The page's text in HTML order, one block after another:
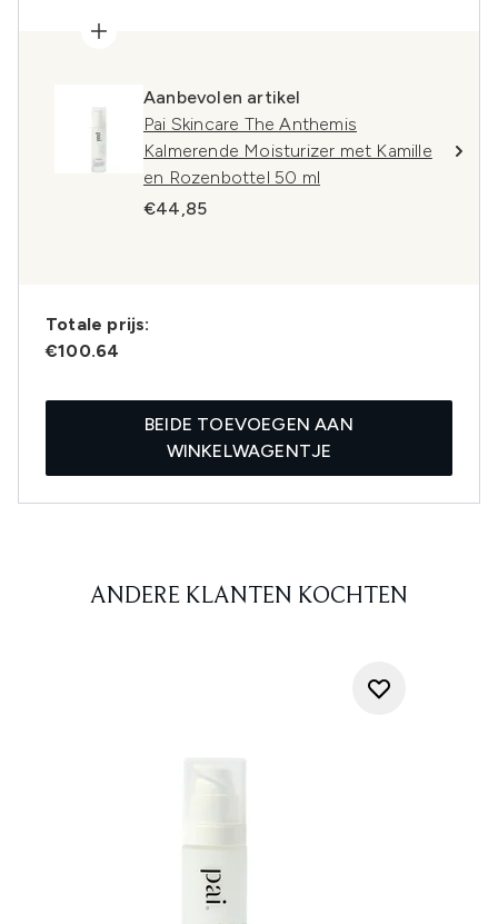
Aanbevolen artikel
Pai Skincare The Anthemis
Kalmerende Moisturizer met Kamille
en Rozenbottel 50 ml
€44,85
Totale prijs:
€100.64
BEIDE TOEVOEGEN AAN
WINKELWAGENTJE
ANDERE KLANTEN KOCHTEN